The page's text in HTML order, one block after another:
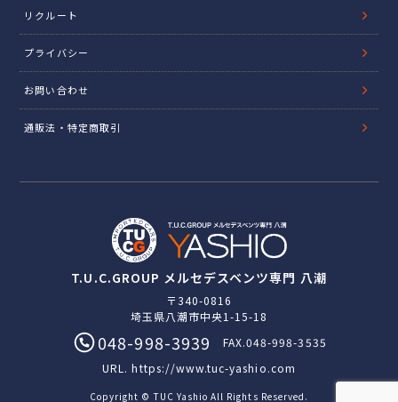
リクルート
プライバシー
お問い合わせ
通販法・特定商取引
T.U.C.GROUP メルセデスベンツ専門 八潮
〒340-0816
埼玉県八潮市中央1-15-18
048-998-3939
FAX.048-998-3535
URL.https://www.tuc-yashio.com
Copyright © TUC Yashio All Rights Reserved.